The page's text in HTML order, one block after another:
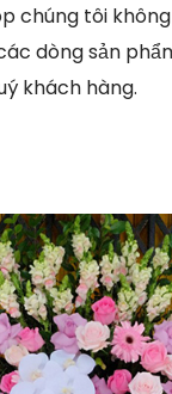
chúng tôi
dòng sản
khách hàng.